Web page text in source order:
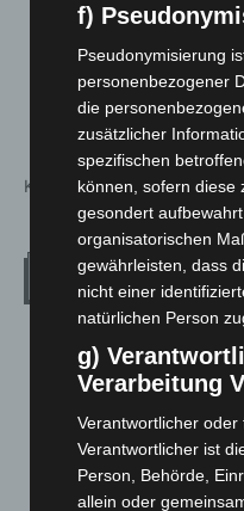
mich nochmals
Einsätze und
Danke
Katayoun
Kommentarfunktion ist
LANGENHAGEN
Mäßig Bewölkt
f)
Pseudonymisierung
personenbezogener
die
zusätzlicher
spezifischen
können, sofern diese
gesondert
organisatorischen
gewährleisten, dass
nicht einer
natürlichen Person
g)
Verarbeitung
Verantwortlicher
Verantwortlicher ist
Person, Behörde,
allein oder